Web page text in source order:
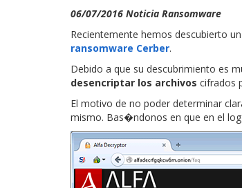
06/07/2016 Noticia Ransomware
Recientemente hemos descubierto
ransomware Cerber.
Debido a que su descubrimiento es
desencriptar los archivos cifrados
El motivo de no poder determinar
mismo. Bas�ndonos en que en el